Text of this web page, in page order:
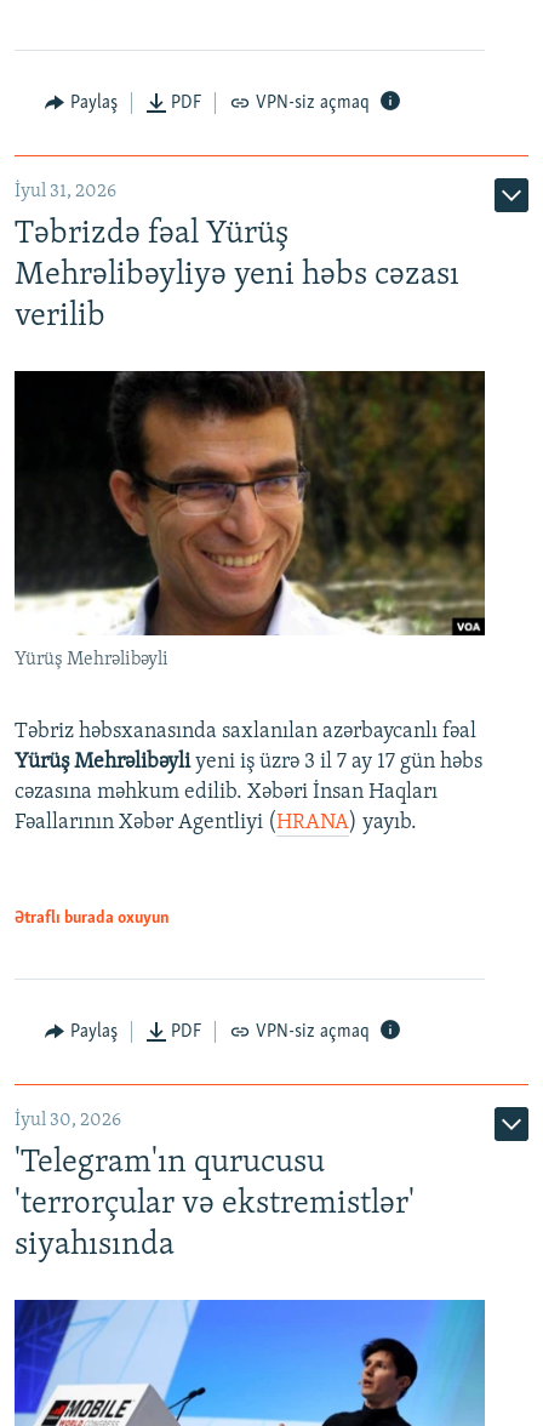
Paylaş PDF VPN-siz açmaq
İyul 31, 2026
Təbrizdə fəal Yürüş
Mehrəlibəyliyə yeni həbs cəzası
verilib
Yürüş Mehrəlibəyli
Təbriz həbsxanasında saxlanılan azərbaycanlı fəal
Yürüş Mehrəlibəyliyeni iş üzrə 3 il 7 ay 17 gün həbs
cəzasına məhkum edilib. Xəbəri İnsan Haqları
Fəallarının Xəbər Agentliyi (HRANA) yayıb.
Ətraflı burada oxuyun
Paylaş PDF VPN-siz açmaq
İyul 30, 2026
'Telegram'ın qurucusu
'terrorçular və ekstremistlər'
siyahısında